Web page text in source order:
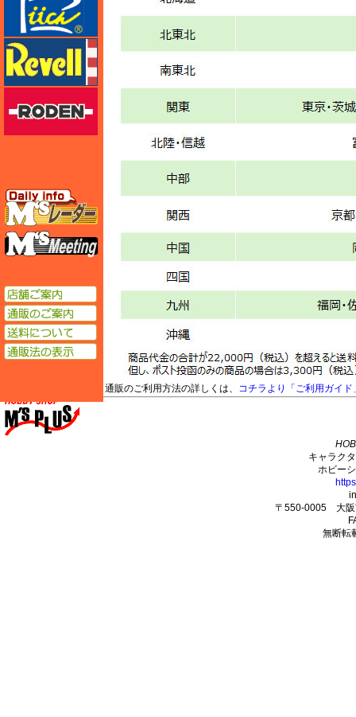
通販のご利用方法の詳しくは、 コチラより「ご利用ガイド
エムズレーダー
エムズミーティング
店舗ご案内
通販法の表示
M's PLUS
キャラク
ホビー
〒550-0005 大阪
無断転